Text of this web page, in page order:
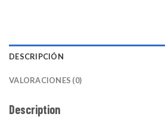
DESCRIPCIÓN
VALORACIONES (0)
Description